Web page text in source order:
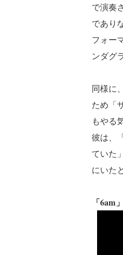
で演奏
であり
フォー
ンダグ
同様に
ため「
もやる
彼は、
ていた
にいた
「6am」